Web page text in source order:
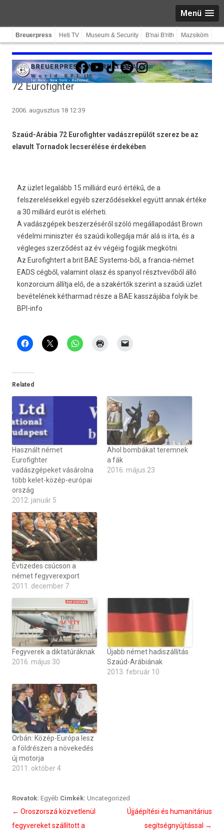
Menü
Breuerpress Heti TV Museum & Security B'nai B'rith Mazsiköm
Facebook
YouTube
TikTokSpotifyInstagram
72 Eurofighter
2006. augusztus 18 12:39
Szaúd-Arábia 72 Eurofighter vadászrepülőt szerez be az
elavult Tornadok lecserélése érdekében
Az üzlet legalább 15 milliárd euró értékű, de a
felszerelésekkel egyéb szerződésekkel együtt annak értéke
a 30 milliárd eurót is elérheti.
A vadászgépek beszerzéséről szóló megállapodást Brown
védelmi miniszter és szaúdi kollegája már alá is írta, és a
végleges szerződést az év végéig fogják megkötni.
Az Eurofightert a brit BAE Systems-ből, a francia-német
EADS cégből, valamint olasz és spanyol résztvevőből álló
konzorcium állítja elő, de a szakértők szerint a szaúdi üzlet
bevételének kétharmad része a BAE kasszájába folyik be.
BPI-info
Related
Használt német
Eurofighter
vadászgépeket vásárolna
több kelet-közép-európai
ország
2012. január 5
Ahol bombákat teremnek
a fák
2016. május 23
Évtizedes csúcson a
német fegyverexport
2011. december 7
Fegyverek a diktatúráknak
2016. május 30
Újabb német hadiszállítás
Szaúd-Arábiának
2013. február 10
Orbán: Közép-Európa lesz
a földrészen a növekedés
új motorja
2011. október 4
Rovatok: Egyéb Cimkék: Uncategorized
Bejegyzés
navigáció
← Oroszorszá közvetlenül
fegyvereket szállított a
Újjáépítési és humanitárius
segítségnyújtással →